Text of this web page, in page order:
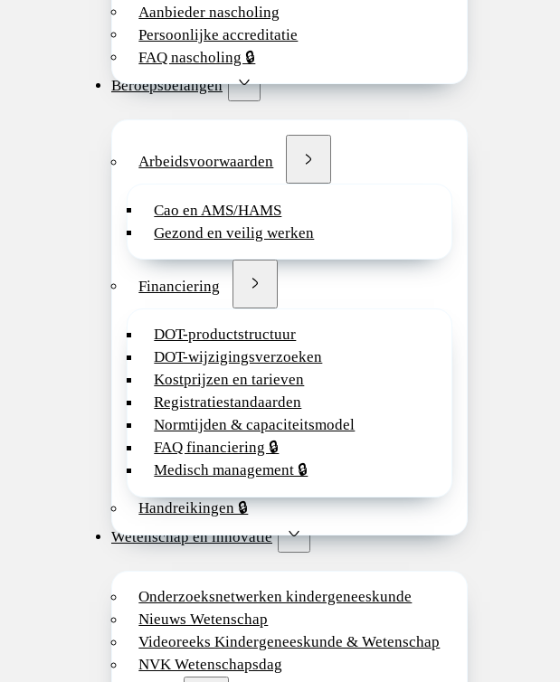
Aanbieder nascholing
Persoonlijke accreditatie
FAQ nascholing 🔒
Beroepsbelangen
Arbeidsvoorwaarden
Cao en AMS/HAMS
Gezond en veilig werken
Financiering
DOT-productstructuur
DOT-wijzigingsverzoeken
Kostprijzen en tarieven
Registratiestandaarden
Normtijden & capaciteitsmodel
FAQ financiering 🔒
Medisch management 🔒
Handreikingen 🔒
Wetenschap en innovatie
Onderzoeksnetwerken kindergeneeskunde
Nieuws Wetenschap
Videoreeks Kindergeneeskunde & Wetenschap
NVK Wetenschapsdag